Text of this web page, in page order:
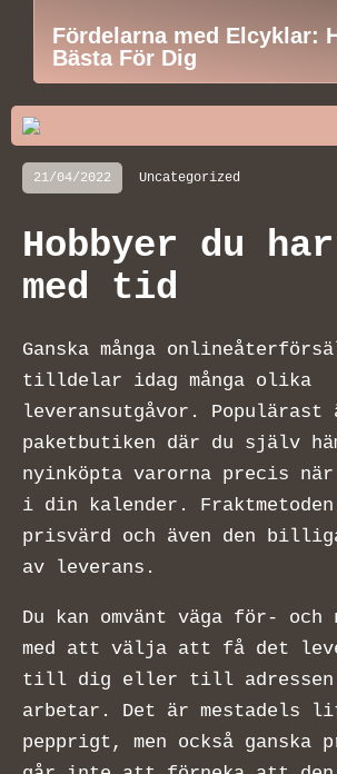
Fördelarna med Elcyklar:
Bästa För Dig
21/04/2022 Uncategorized
Hobbyer du
med tid
Ganska många
tilldelar idag många olika
leveransutgåvor.
paketbutiken där du själv
nyinköpta varorna precis
i din kalender.
prisvärd och även den
av leverans.
Du kan omvänt väga för- och
med att välja att få det
till dig eller till adressen
arbetar. Det är mestadels
pepprigt, men också ganska